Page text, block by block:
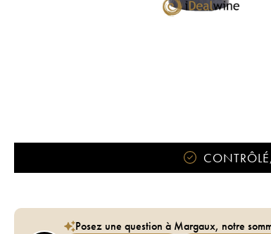
Posez une question à Margaux, notre